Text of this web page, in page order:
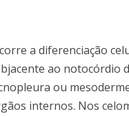
a diferenciação
ao notocórdio
ou
internos. Nos